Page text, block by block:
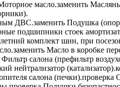
масло.заменить
ДВС.заменить Подушка
подшипники стоек
комплект шин, при
заменить Масло в коробке
Фильтр салона (префильтр
нейтрализатор (катализатор).
салона (печки).проверка